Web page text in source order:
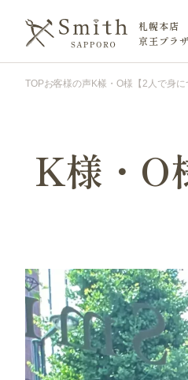
札幌本店
京王プラ
TOPお客様の声 K様・O様【2人で身
K様・O